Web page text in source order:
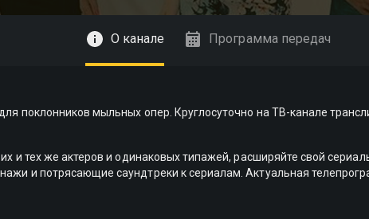
О канале Программа передач
поклонников мыльных опер. Круглосуточно на ТВ-канале
и тех же актеров и одинаковых типажей, расширяйте свой
и потрясающие саундтреки к сериалам. Актуальная